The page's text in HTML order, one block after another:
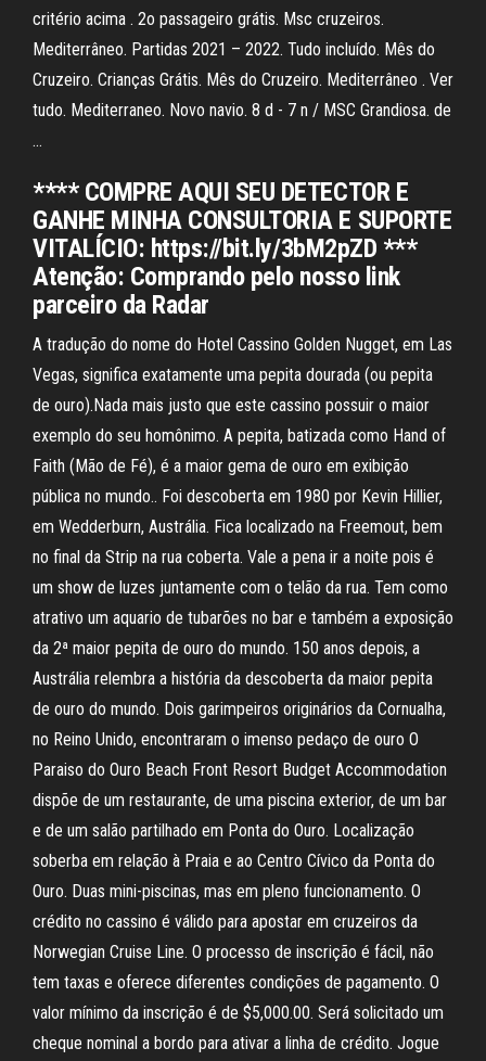
critério acima . 2o passageiro grátis. Msc cruzeiros.
Mediterrâneo. Partidas 2021 – 2022. Tudo incluído. Mês do
Cruzeiro. Crianças Grátis. Mês do Cruzeiro. Mediterrâneo . Ver
tudo. Mediterraneo. Novo navio. 8 d - 7 n / MSC Grandiosa. de
…
**** COMPRE AQUI SEU DETECTOR E
GANHE MINHA CONSULTORIA E SUPORTE
VITALÍCIO: https://bit.ly/3bM2pZD ***
Atenção: Comprando pelo nosso link
parceiro da Radar
A tradução do nome do Hotel Cassino Golden Nugget, em Las
Vegas, significa exatamente uma pepita dourada (ou pepita
de ouro).Nada mais justo que este cassino possuir o maior
exemplo do seu homônimo. A pepita, batizada como Hand of
Faith (Mão de Fé), é a maior gema de ouro em exibição
pública no mundo.. Foi descoberta em 1980 por Kevin Hillier,
em Wedderburn, Austrália. Fica localizado na Freemout, bem
no final da Strip na rua coberta. Vale a pena ir a noite pois é
um show de luzes juntamente com o telão da rua. Tem como
atrativo um aquario de tubarões no bar e também a exposição
da 2ª maior pepita de ouro do mundo. 150 anos depois, a
Austrália relembra a história da descoberta da maior pepita
de ouro do mundo. Dois garimpeiros originários da Cornualha,
no Reino Unido, encontraram o imenso pedaço de ouro O
Paraiso do Ouro Beach Front Resort Budget Accommodation
dispõe de um restaurante, de uma piscina exterior, de um bar
e de um salão partilhado em Ponta do Ouro. Localização
soberba em relação à Praia e ao Centro Cívico da Ponta do
Ouro. Duas mini-piscinas, mas em pleno funcionamento. O
crédito no cassino é válido para apostar em cruzeiros da
Norwegian Cruise Line. O processo de inscrição é fácil, não
tem taxas e oferece diferentes condições de pagamento. O
valor mínimo da inscrição é de $5,000.00. Será solicitado um
cheque nominal a bordo para ativar a linha de crédito. Jogue